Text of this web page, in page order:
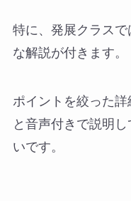
特に、発展クラス
な解説が付きます。
ポイントを絞った
と音声付きで説明
いです。